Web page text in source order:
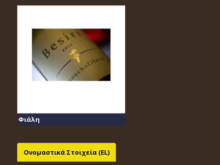
Φιάλη
Ονομαστικά Στοιχεία (EL)